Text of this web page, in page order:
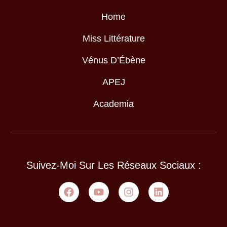
Home
Miss Littérature
Vénus D’Ébène
APEJ
Academia
Suivez-Moi Sur Les Réseaux Sociaux :